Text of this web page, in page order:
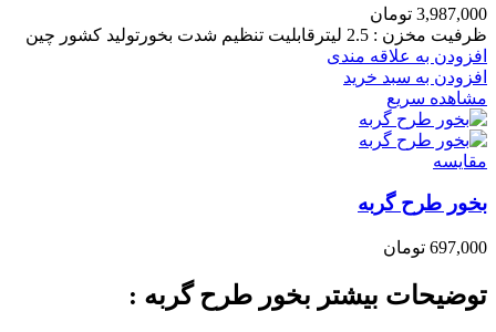
3,987,000 تومان
ظرفیت مخزن : 2.5 لیترقابلیت تنظیم شدت بخورتولید کشور چین
افزودن به علاقه مندی
افزودن به سبد خرید
مشاهده سریع
مقایسه
بخور طرح گربه
697,000 تومان
توضیحات بیشتر بخور طرح گربه :